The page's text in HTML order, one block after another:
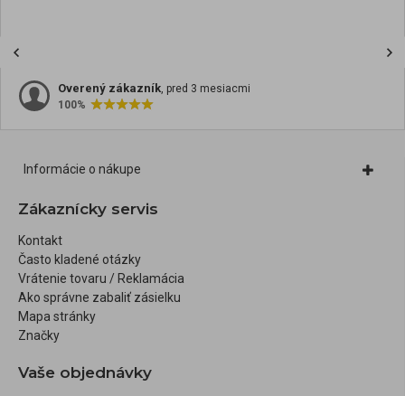
Overený zákazník, pred 3 mesiacmi
100%
Informácie o nákupe
Zákaznícky servis
Kontakt
Často kladené otázky
Vrátenie tovaru / Reklamácia
Ako správne zabaliť zásielku
Mapa stránky
Značky
Vaše objednávky